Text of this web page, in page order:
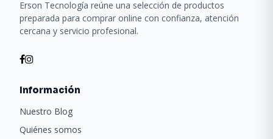
Erson Tecnología reúne una selección de productos
preparada para comprar online con confianza, atención
cercana y servicio profesional.
Información
Nuestro Blog
Quiénes somos